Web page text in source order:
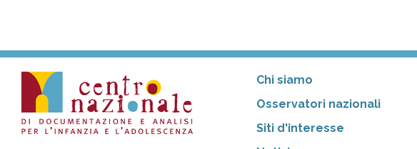
Chi siamo
Osservatori nazionali
Siti d'interesse